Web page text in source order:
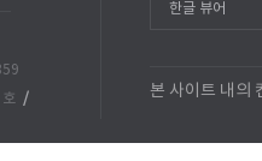
/
한글 뷰어
본 사이트 내의